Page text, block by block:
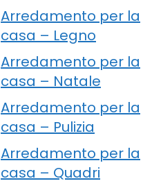
Arredamento per la
casa – Legno
Arredamento per la
casa – Natale
Arredamento per la
casa – Pulizia
Arredamento per la
casa – Quadri